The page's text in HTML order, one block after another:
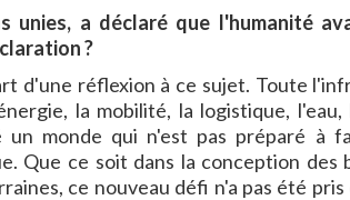
unies, a déclaré que l'humanité
?
d'une réflexion à ce sujet. Toute
la mobilité, la logistique, l'eau,
un monde qui n'est pas préparé à
Que ce soit dans la conception des
ce nouveau défi n'a pas été pris